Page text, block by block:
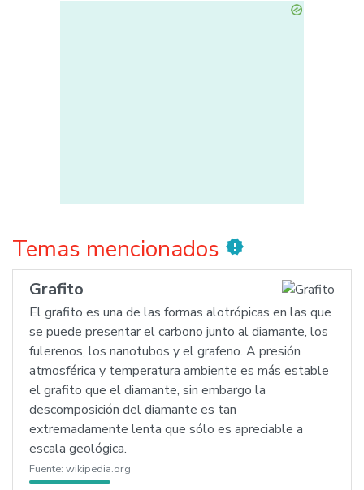
Temas mencionados new_releases
Grafito
El grafito es una de las formas alotrópicas en las que
se puede presentar el carbono junto al diamante, los
fulerenos, los nanotubos y el grafeno. A presión
atmosférica y temperatura ambiente es más estable
el grafito que el diamante, sin embargo la
descomposición del diamante es tan
extremadamente lenta que sólo es apreciable a
escala geológica.
Fuente: wikipedia.org